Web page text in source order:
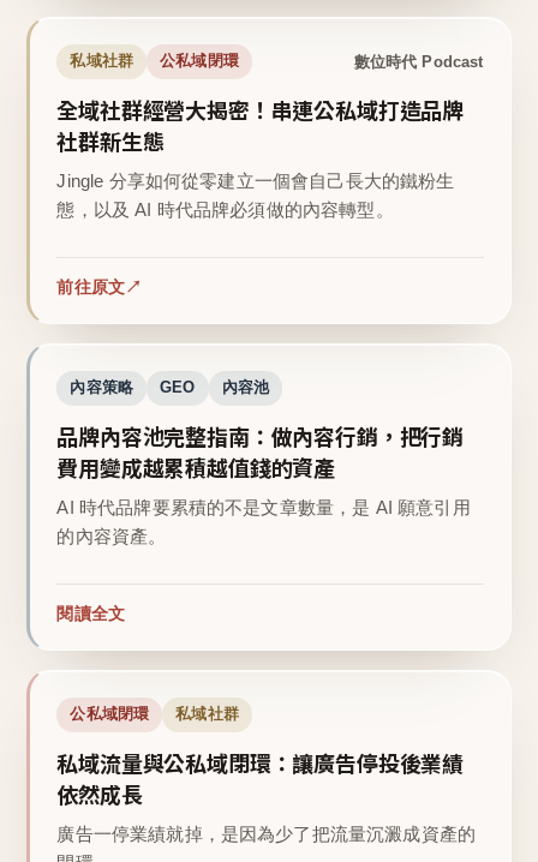
私域社群 公私域閉環 數位時代 Podcast
全域社群經營大揭密！串連公私域打造品牌
社群新生態
Jingle 分享如何從零建立一個會自己長大的鐵粉生
態，以及 AI 時代品牌必須做的內容轉型。
前往原文
內容策略 GEO 內容池
品牌內容池完整指南：做內容行銷，把行銷
費用變成越累積越值錢的資產
AI 時代品牌要累積的不是文章數量，是 AI 願意引用
的內容資產。
閱讀全文
公私域閉環 私域社群
私域流量與公私域閉環：讓廣告停投後業績
依然成長
廣告一停業績就掉，是因為少了把流量沉澱成資產的